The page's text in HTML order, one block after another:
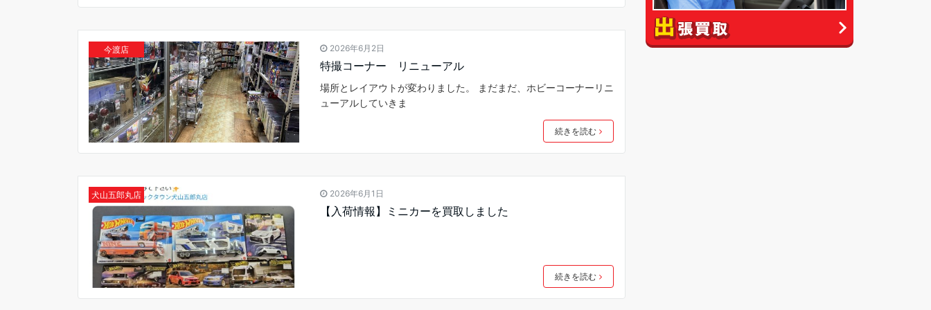
今渡店 2026年6月2日
特撮コーナー リニューアル
場所とレイアウトが変わりました。 まだまだ、ホビーコーナーリニ
ューアルしていきま
続きを読む
犬山五郎丸店 2026年6月1日
【入荷情報】ミニカーを買取しました
続きを読む